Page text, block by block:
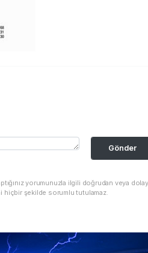
Gönder
yorumunuzla ilgili doğrudan veya
hiçbir şekilde sorumlu tutulamaz.